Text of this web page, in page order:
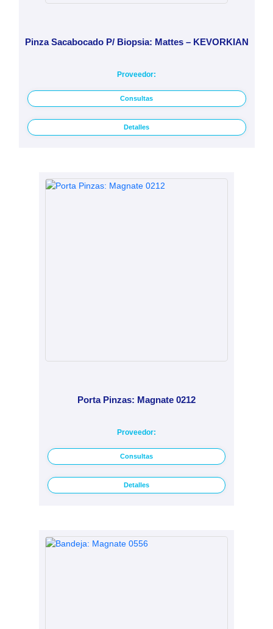
Pinza Sacabocado P/ Biopsia: Mattes – KEVORKIAN
Proveedor:
Consultas
Detalles
Porta Pinzas: Magnate 0212
Proveedor:
Consultas
Detalles